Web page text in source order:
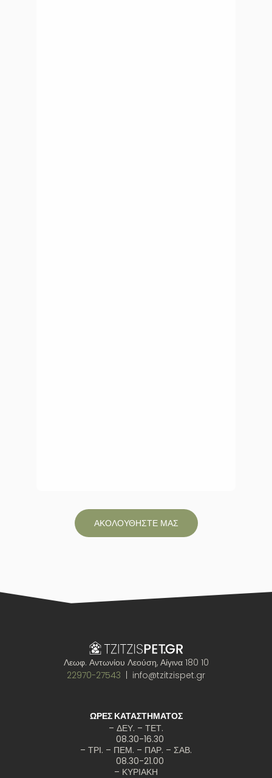
ΑΚΟΛΟΥΘΗΣΤΕ ΜΑΣ
Λεωφ. Αντωνίου Λεούση, Αίγινα 180 10
22970-27543 | info@tzitzispet.gr
ΩΡΕΣ ΚΑΤΑΣΤΗΜΑΤΟΣ
– ΔΕΥ. – ΤΕΤ.
08.30-16.30
– ΤΡΙ. – ΠΕΜ. – ΠΑΡ. – ΣΑΒ.
08.30-21.00
– ΚΥΡΙΑΚΗ